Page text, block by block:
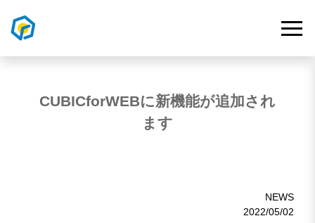
CUBICforWEBに新機能が追加され
ます
NEWS
2022/05/02